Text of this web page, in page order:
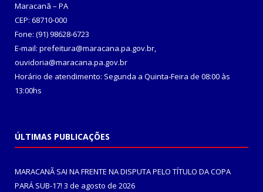
Maracanã – PA
CEP: 68710-000
Fone: (91) 98628-6723
E-mail: prefeitura@maracana.pa.gov.br,
ouvidoria@maracana.pa.gov.br
Horário de atendimento: Segunda a Quinta-Feira de 08:00 às
13:00hs
ÚLTIMAS PUBLICAÇÕES
MARACANÃ SAI NA FRENTE NA DISPUTA PELO TÍTULO DA COPA
PARÁ SUB-17! 3 de agosto de 2026